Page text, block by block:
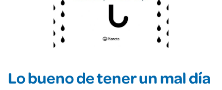
Lo bueno de tener un mal día